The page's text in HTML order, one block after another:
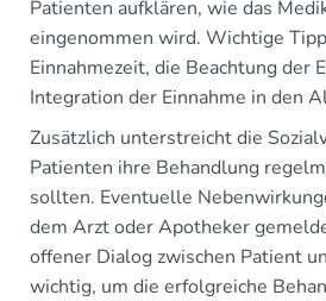
Patienten aufklären, wie das
eingenommen wird. Wichtige
Einnahmezeit, die Beachtung der
Integration der Einnahme in den
Zusätzlich unterstreicht die
Patienten ihre Behandlung
sollten. Eventuelle
dem Arzt oder Apotheker
offener Dialog zwischen Patient
wichtig, um die erfolgreiche